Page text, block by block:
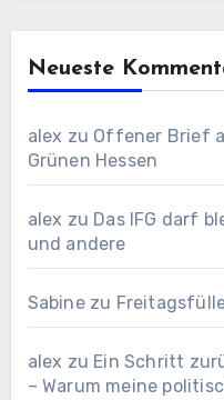
Neueste
alex zu Offener Brief
Grünen Hessen
alex zu Das IFG darf
und andere
Sabinezu
alex zu Ein Schritt
– Warum meine